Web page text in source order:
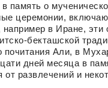
память о
церемонии,
в Иране, эти
бекташской
почитания Али, в
дней месяца в
развлечений и